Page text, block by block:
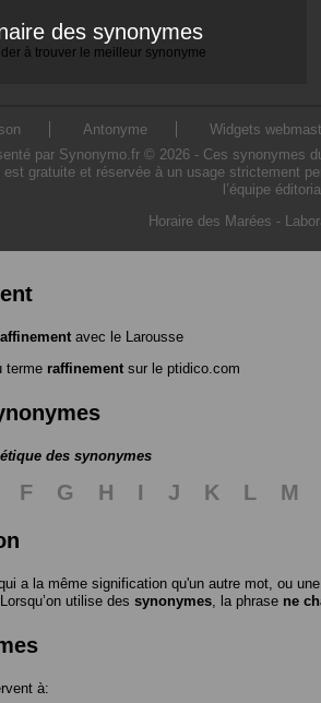
des synonymes
à trouver le meilleur synonyme
Antonyme Widgets
par Synonymo.fr © 2026 - Ces synonymes
gratuite et réservée à un usage strictement
l’équipe
Horaire des Marées -
avec le Larousse
terme raffinement sur le ptidico.com
des synonymes
F G H I J K L M
a la même signification qu'un autre mot, ou
. Lorsqu’on utilise des synonymes , la phrase ne
à: